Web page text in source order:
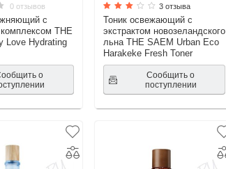
0 отзывов
с
THE
Love Hydrating
о
3 отзыва
Тоник освежающий с
экстрактом новозеландского
льна THE SAEM Urban Eco
Harakeke Fresh Toner
Сообщить о
поступлении